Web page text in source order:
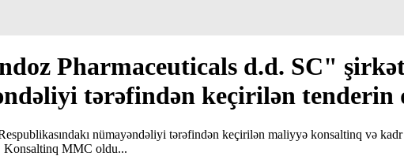
Pharmaceuticals d.d. SC"
tərəfindən keçirilən
nümayəndəliyi tərəfindən keçirilən maliyyə konsaltinq və
Konsaltinq MMC oldu...